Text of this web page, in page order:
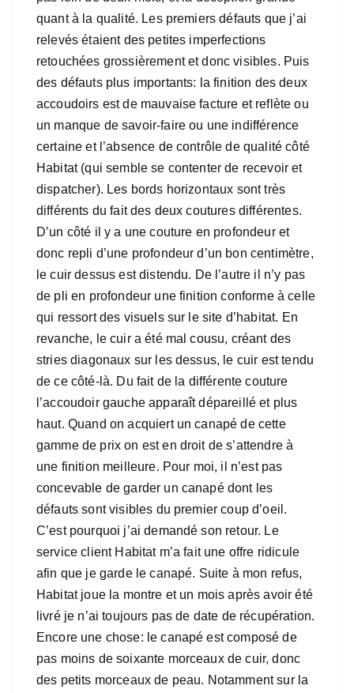
quant à la qualité. Les premiers défauts que j’ai
relevés étaient des petites imperfections
retouchées grossièrement et donc visibles. Puis
des défauts plus importants: la finition des deux
accoudoirs est de mauvaise facture et reflète ou
un manque de savoir-faire ou une indifférence
certaine et l’absence de contrôle de qualité côté
Habitat (qui semble se contenter de recevoir et
dispatcher). Les bords horizontaux sont très
différents du fait des deux coutures différentes.
D’un côté il y a une couture en profondeur et
donc repli d’une profondeur d’un bon centimètre,
le cuir dessus est distendu. De l’autre il n’y pas
de pli en profondeur une finition conforme à celle
qui ressort des visuels sur le site d’habitat. En
revanche, le cuir a été mal cousu, créant des
stries diagonaux sur les dessus, le cuir est tendu
de ce côté-là. Du fait de la différente couture
l’accoudoir gauche apparaît dépareillé et plus
haut. Quand on acquiert un canapé de cette
gamme de prix on est en droit de s’attendre à
une finition meilleure. Pour moi, il n’est pas
concevable de garder un canapé dont les
défauts sont visibles du premier coup d’oeil.
C’est pourquoi j’ai demandé son retour. Le
service client Habitat m’a fait une offre ridicule
afin que je garde le canapé. Suite à mon refus,
Habitat joue la montre et un mois après avoir été
livré je n’ai toujours pas de date de récupération.
Encore une chose: le canapé est composé de
pas moins de soixante morceaux de cuir, donc
des petits morceaux de peau. Notamment sur la